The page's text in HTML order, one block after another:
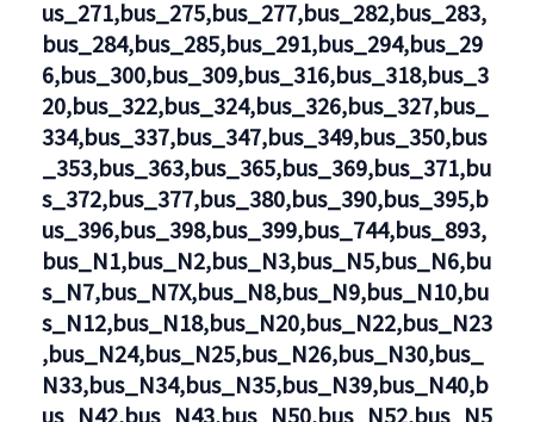
us_271,bus_275,bus_277,bus_282,bus_283,
bus_284,bus_285,bus_291,bus_294,bus_29
6,bus_300,bus_309,bus_316,bus_318,bus_3
20,bus_322,bus_324,bus_326,bus_327,bus_
334,bus_337,bus_347,bus_349,bus_350,bus
_353,bus_363,bus_365,bus_369,bus_371,bu
s_372,bus_377,bus_380,bus_390,bus_395,b
us_396,bus_398,bus_399,bus_744,bus_893,
bus_N1,bus_N2,bus_N3,bus_N5,bus_N6,bu
s_N7,bus_N7X,bus_N8,bus_N9,bus_N10,bu
s_N12,bus_N18,bus_N20,bus_N22,bus_N23
,bus_N24,bus_N25,bus_N26,bus_N30,bus_
N33,bus_N34,bus_N35,bus_N39,bus_N40,b
us_N42,bus_N43,bus_N50,bus_N52,bus_N5